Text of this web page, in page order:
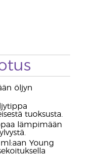
öljyn
tuoksusta.
lämpimään
Young